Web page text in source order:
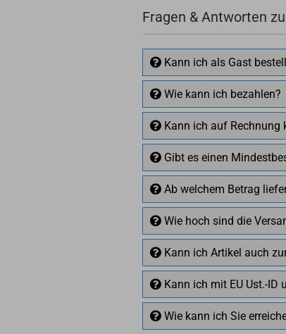
Fragen & Antworten
Kann ich als Gast
Wie kann ich bezahlen?
Kann ich auf Rechnung
Gibt es einen
Ab welchem Betrag
Wie hoch sind die
Kann ich Artikel auch
Kann ich mit EU Ust.-ID
Wie kann ich Sie